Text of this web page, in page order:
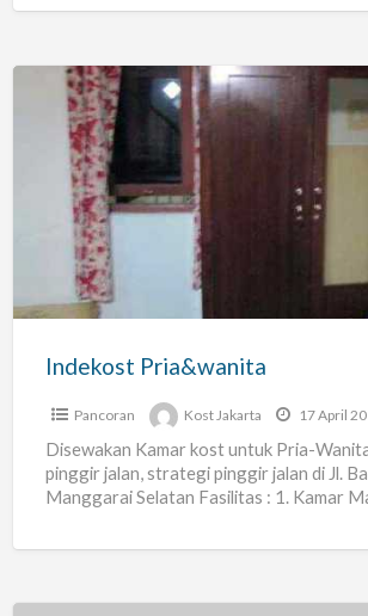
Indekost
Pria&wanita
Indekost Pria&wanita
Pancoran Kost Jakarta 17 April
Disewakan Kamar kost untuk Pria-
pinggir jalan, strategi pinggir jalan di Jl.
Manggarai Selatan Fasilitas : 1. Kamar